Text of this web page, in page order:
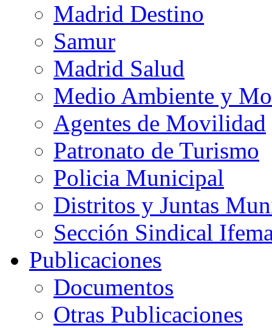
Madrid Destino
Samur
Madrid Salud
Medio Ambiente y
Agentes de Movilidad
Patronato de Turismo
Policia Municipal
Distritos y Juntas
Sección Sindical
Publicaciones
Documentos
Otras Publicaciones